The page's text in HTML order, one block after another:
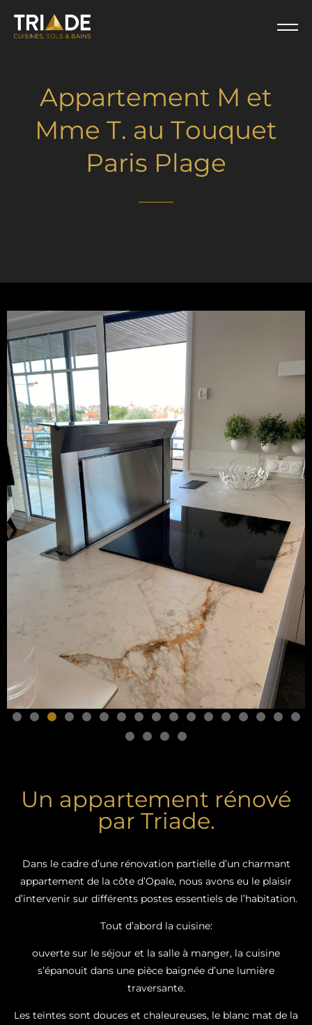
Appartement M et
Mme T. au Touquet
Paris Plage
Un appartement rénové
par Triade.
Dans le cadre d’une rénovation partielle d’un charmant
appartement de la côte d’Opale, nous avons eu le plaisir
d’intervenir sur différents postes essentiels de l’habitation.
Tout d’abord la cuisine:
ouverte sur le séjour et la salle à manger, la cuisine
s’épanouit dans une pièce baignée d’une lumière
traversante.
Les teintes sont douces et chaleureuses, le blanc mat de la